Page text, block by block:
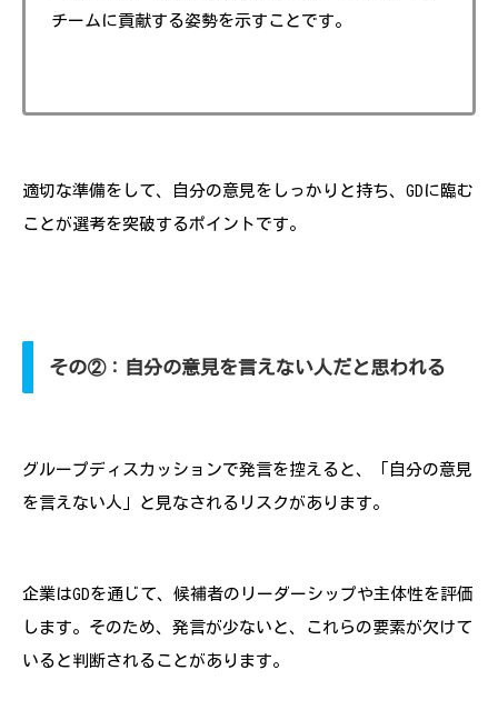
チームに貢献する姿勢を示すことです。
適切な準備をして、自分の意見をしっかりと持ち、GDに臨む
ことが選考を突破するポイントです。
その②：自分の意見を言えない人だと思われる
グループディスカッションで発言を控えると、「自分の意見
を言えない人」と見なされるリスクがあります。
企業はGDを通じて、候補者のリーダーシップや主体性を評価
します。そのため、発言が少ないと、これらの要素が欠けて
いると判断されることがあります。